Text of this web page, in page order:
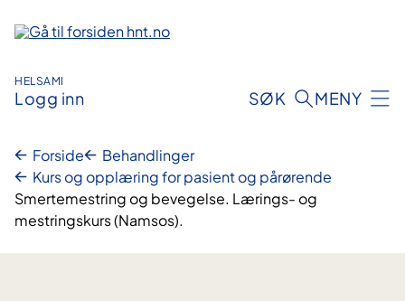
innhold
HELSAMI
Logg inn SØK MENY
Forside
Behandlinger
Kurs og opplæring for pasient og pårørende
Smertemestring og bevegelse. Lærings- og
mestringskurs (Namsos).